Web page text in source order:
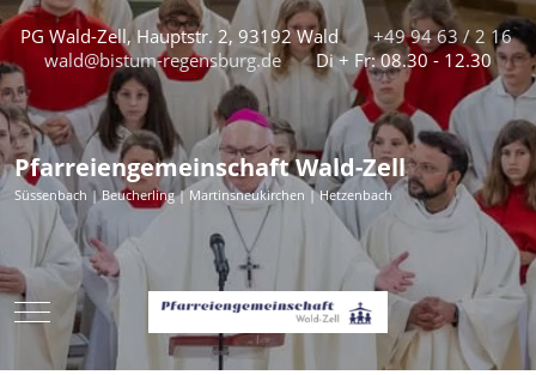
PG Wald-Zell, Hauptstr. 2, 93192 Wald
+49 94 63 / 2 16
wald@bistum-regensburg.de
Di + Fr: 08.30 - 12.30
Pfarreiengemeinschaft Wald-Zell
Süssenbach | Beucherling | Martinsneukirchen | Hetzenbach
Mobile Menu Toggle